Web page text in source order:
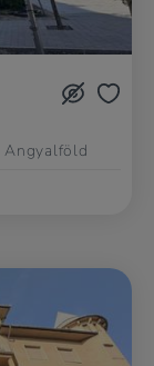
Angyalföld